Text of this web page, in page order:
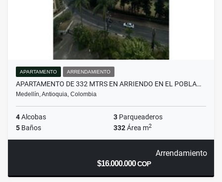
APARTAMENTO ARRENDAMIENTO
APARTAMENTO DE 332 MTRS EN ARRIENDO EN EL POBLA…
Medellín, Antioquia, Colombia
4Alcobas 3 Parqueaderos
5 Baños 332Área m2
Arrendamiento
$16.000.000COP